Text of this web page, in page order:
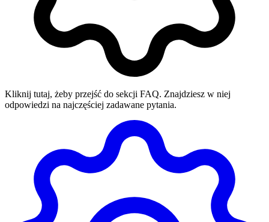
Kliknij tutaj, żeby przejść do sekcji FAQ. Znajdziesz w niej
odpowiedzi na najczęściej zadawane pytania.